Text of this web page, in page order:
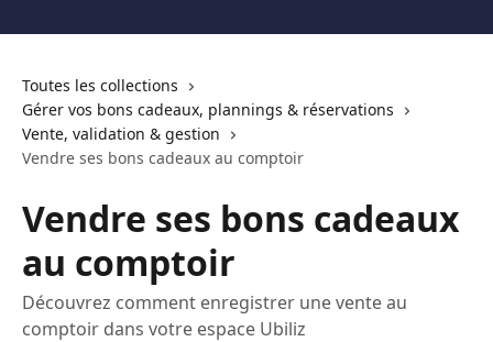
Toutes les collections
Gérer vos bons cadeaux, plannings & réservations
Vente, validation & gestion
Vendre ses bons cadeaux au comptoir
Vendre ses bons cadeaux
au comptoir
Découvrez comment enregistrer une vente au
comptoir dans votre espace Ubiliz